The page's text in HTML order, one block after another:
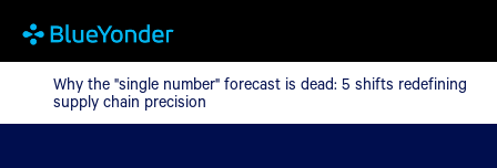
Why the "single number" forecast is dead: 5 shifts redefining
Why the "single number" forecast is dead: 5 shifts redefining
supply chain precision